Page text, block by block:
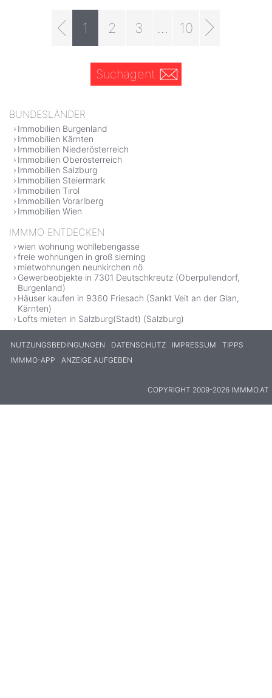
1 2 3 10
Suchagent
BUNDESLÄNDER
Immobilien Burgenland
Immobilien Kärnten
Immobilien Niederösterreich
Immobilien Oberösterreich
Immobilien Salzburg
Immobilien Steiermark
Immobilien Tirol
Immobilien Vorarlberg
Immobilien Wien
IMMMO ENTDECKEN
wien wohnung wohllebengasse
freie wohnungen in groß sierning
mietwohnungen neunkirchen nö
Gewerbeobjekte in 7301 Deutschkreutz (Oberpullendorf,
Burgenland)
Häuser kaufen in 9360 Friesach (Sankt Veit an der Glan,
Kärnten)
Lofts mieten in Salzburg(Stadt) (Salzburg)
NUTZUNGSBEDINGUNGEN DATENSCHUTZ IMPRESSUM
TIPPS
IMMMO-APP
ANZEIGE AUFGEBEN
COPYRIGHT 2009-2026 IMMMO.AT